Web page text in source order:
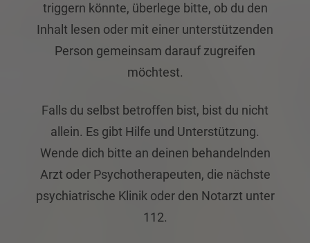
triggern könnte, überlege bitte, ob du den
Inhalt lesen oder mit einer unterstützenden
Person gemeinsam darauf zugreifen
möchtest.
Falls du selbst betroffen bist, bist du nicht
allein. Es gibt Hilfe und Unterstützung.
Wende dich bitte an deinen behandelnden
Arzt oder Psychotherapeuten, die nächste
psychiatrische Klinik oder den Notarzt unter
112.